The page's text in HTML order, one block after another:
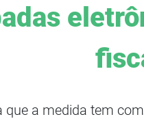
que a medida tem